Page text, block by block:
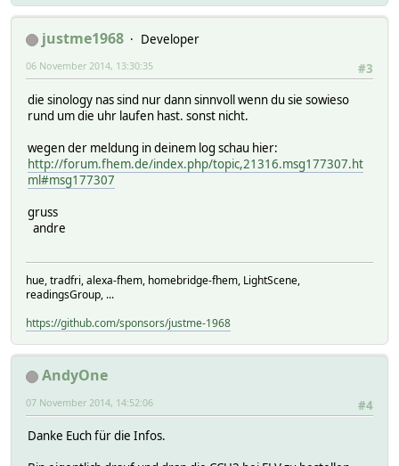
justme1968
Developer
#3
06 November 2014, 13:30:35
die sinology nas sind nur dann sinnvoll wenn du sie sowieso
rund um die uhr laufen hast. sonst nicht.
wegen der meldung in deinem log schau hier:
http://forum.fhem.de/index.php/topic,21316.msg177307.ht
ml#msg177307
gruss
andre
hue, tradfri, alexa-fhem, homebridge-fhem, LightScene,
readingsGroup, ...
https://github.com/sponsors/justme-1968
AndyOne
#4
07 November 2014, 14:52:06
Danke Euch für die Infos.